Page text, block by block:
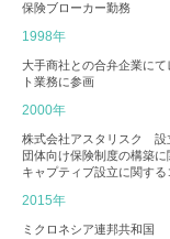
保険ブローカー勤務
1998年
大手商社との合弁企業に
ト業務に参画
2000年
株式会社アスタリスク 設
団体向け保険制度の構築
キャプティブ設立に関す
2015年
ミクロネシア連邦共和国